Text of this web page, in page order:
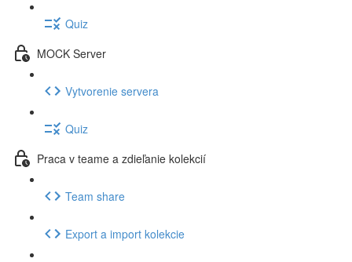
Quiz
MOCK Server
Vytvorenie servera
Quiz
Praca v teame a zdieľanie kolekcií
Team share
Export a import kolekcie